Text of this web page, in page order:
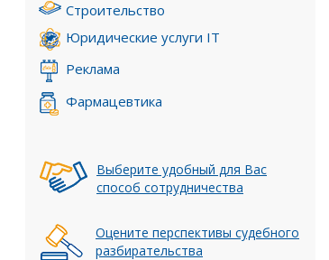
Строительство
Юридические услуги IT
Реклама
Фармацевтика
Выберите удобный для Вас
способ сотрудничества
Оцените перспективы судебного
разбирательства